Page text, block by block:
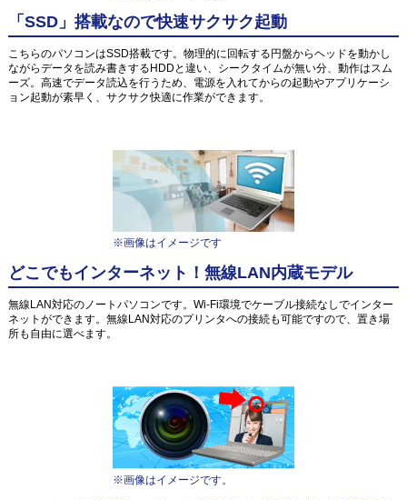
「SSD」搭載なので快速サクサク起動
こちらのパソコンはSSD搭載です。物理的に回転する円盤からヘッドを動かし
ながらデータを読み書きするHDDと違い、シークタイムが無い分、動作はスム
ーズ。高速でデータ読込を行うため、電源を入れてからの起動やアプリケーシ
ョン起動が素早く、サクサク快適に作業ができます。
※画像はイメージです
どこでもインターネット！無線LAN内蔵モデル
無線LAN対応のノートパソコンです。Wi-Fi環境でケーブル接続なしでインター
ネットができます。無線LAN対応のプリンタへの接続も可能ですので、置き場
所も自由に選べます。
※画像はイメージです。